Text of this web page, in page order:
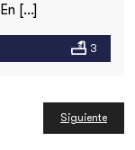
[…]
3
Siguiente